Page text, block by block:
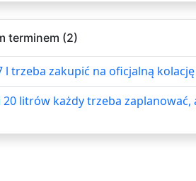
terminem (2)
trzeba zakupić na oficjalną
litrów każdy trzeba